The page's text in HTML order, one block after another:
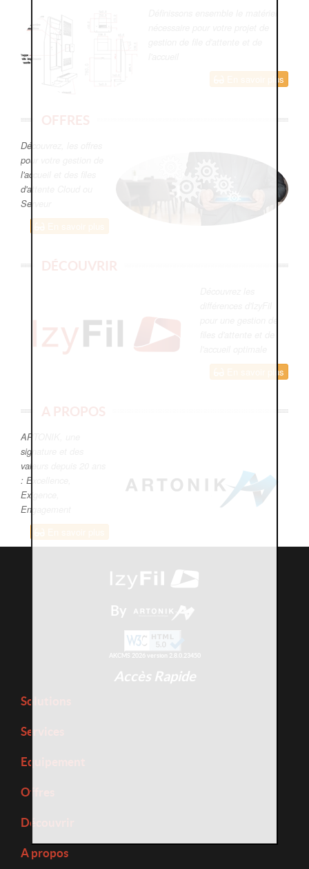
En savoir plus
OFFRES
Découvrez, les offres
pour votre gestion de
l'accueil et des files
d'attente Cloud ou
Serveur
DÉCOUVRIR
En savoir plus
A PROPOS
ARTONIK, une
signature et des
valeurs depuis 20 ans
: Excellence,
Exigence,
Engagement
By
AKCMS 2026 version 2.8.0.23450
Accès Rapide
Solutions
Services
Equipement
Offres
Découvrir
A propos